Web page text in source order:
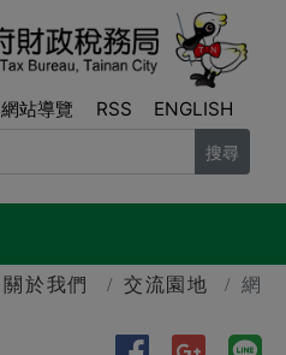
網站導覽 RSS ENGLISH
搜尋
關於我們 交流園地
網
分享到分享到